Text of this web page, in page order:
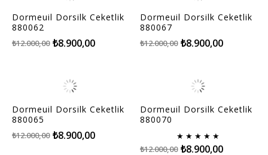
Dormeuil Dorsilk Ceketlik
880062
₺8.900,00
₺12.000,00
Dormeuil Dorsilk Ceketlik
880067
₺8.900,00
₺12.000,00
Dormeuil Dorsilk Ceketlik
880065
₺8.900,00
₺12.000,00
Dormeuil Dorsilk Ceketlik
880070
★ ★ ★ ★ ★
₺8.900,00
₺12.000,00